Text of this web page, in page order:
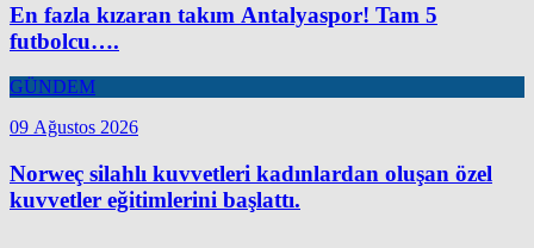
En fazla kızaran takım Antalyaspor! Tam 5
futbolcu….
GÜNDEM
09 Ağustos 2026
Norweç silahlı kuvvetleri kadınlardan oluşan özel
kuvvetler eğitimlerini başlattı.